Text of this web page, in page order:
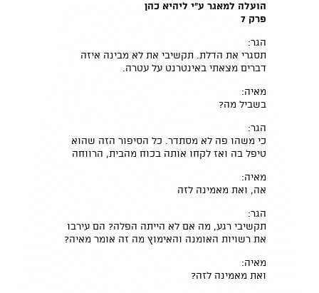
הועלה למאגר ע"י ליהיא כהן
פרק 7
הגר:
תסגרי את הדלת. תקשיבי את לא מבינה איזה
דברים מצאתי באינטרנט על עטרה.
מאיה:
בשביל מה?
הגר:
כי משהו פה לא מסתדר. כל הסיפור הזה שהוא
טיפל בה ואז לקחו אותה בכוח מהבית, הרווחה
מאיה:
אה, ואת מאמינה לזה
הגר:
תקשיבי רגע, מה אם לא הייתה הפלה? הם עירבו
את רשויות האומנה והאימוץ מה זה אומר מאיה?
מאיה:
ואת מאמינה לזה?